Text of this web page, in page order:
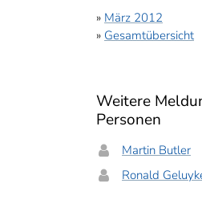
» März 2012
» Gesamtübersicht
Weitere
Personen
Martin Butler
Ronald